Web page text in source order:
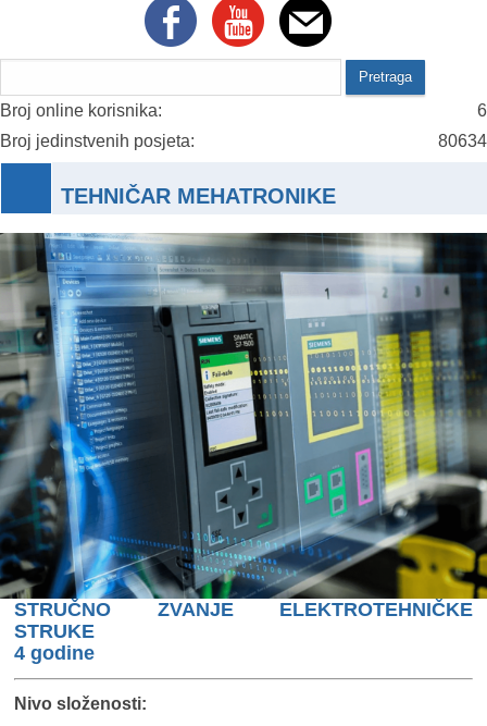
Broj online korisnika:
6
Broj jedinstvenih posjeta:
80634
TEHNIČAR MEHATRONIKE
STRUČNO ZVANJE ELEKTROTEHNIČKE
STRUKE
4 godine
Nivo složenosti: